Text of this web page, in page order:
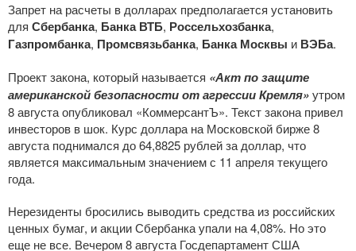
Запрет на расчеты в долларах предполагается установить
для Сбербанка, Банка ВТБ, Россельхозбанка,
Газпромбанка, Промсвязьбанка, Банка Москвы и ВЭБа.
Проект закона, который называется «Акт по защите
американской безопасности от агрессии Кремля»утром
8 августа опубликовал «КоммерсантЪ». Текст закона привел
инвесторов в шок. Курс доллара на Московской бирже 8
августа поднимался до 64,8825 рублей за доллар, что
является максимальным значением с 11 апреля текущего
года.
Нерезиденты бросились выводить средства из российских
ценных бумаг, и акции Сбербанка упали на 4,08%. Но это
еще не все. Вечером 8 августа Госдепартамент США